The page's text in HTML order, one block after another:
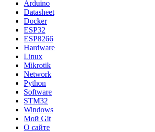
Arduino
Datasheet
Docker
ESP32
ESP8266
Hardware
Linux
Mikrotik
Network
Python
Software
STM32
Windows
Мой Git
О сайте